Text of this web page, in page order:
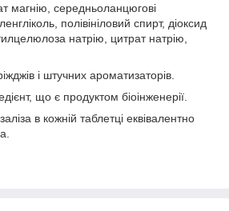
магнію, середньоланцюгові
полівініловий спирт, діоксид
натрію, цитрат натрію,
і штучних ароматизаторів.
що є продуктом біоінженерії.
в кожній таблетці еквівалентно